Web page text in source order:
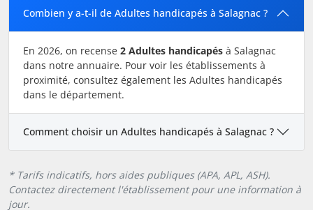
Combien y a-t-il de Adultes handicapés à Salagnac ?
En 2026, on recense 2 Adultes handicapés à Salagnac
dans notre annuaire. Pour voir les établissements à
proximité, consultez également les Adultes handicapés
dans le département.
Comment choisir un Adultes handicapés à Salagnac ?
* Tarifs indicatifs, hors aides publiques (APA, APL, ASH).
Contactez directement l'établissement pour une information à
jour.